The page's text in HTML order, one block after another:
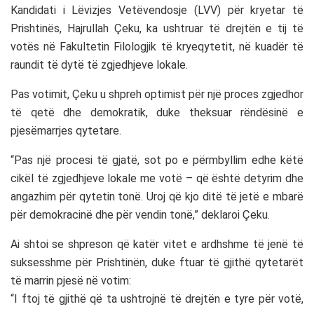
Kandidati i Lëvizjes Vetëvendosje (LVV) për kryetar të
Prishtinës, Hajrullah Çeku, ka ushtruar të drejtën e tij të
votës në Fakultetin Filologjik të kryeqytetit, në kuadër të
raundit të dytë të zgjedhjeve lokale.
Pas votimit, Çeku u shpreh optimist për një proces zgjedhor
të qetë dhe demokratik, duke theksuar rëndësinë e
pjesëmarrjes qytetare.
“Pas një procesi të gjatë, sot po e përmbyllim edhe këtë
cikël të zgjedhjeve lokale me votë – që është detyrim dhe
angazhim për qytetin tonë. Uroj që kjo ditë të jetë e mbarë
për demokracinë dhe për vendin tonë,” deklaroi Çeku.
Ai shtoi se shpreson që katër vitet e ardhshme të jenë të
suksesshme për Prishtinën, duke ftuar të gjithë qytetarët
të marrin pjesë në votim:
“I ftoj të gjithë që ta ushtrojnë të drejtën e tyre për votë,